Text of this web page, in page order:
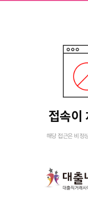
접속이
해당 접근은 비정